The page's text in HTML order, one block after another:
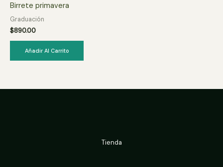
Birrete primavera
Graduación
$890.00
Añadir Al Carrito
Tienda